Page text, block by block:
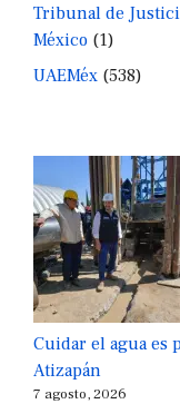
Tribunal de
México (1)
UAEMéx (538)
Cuidar el agua es
Atizapán
7 agosto, 2026